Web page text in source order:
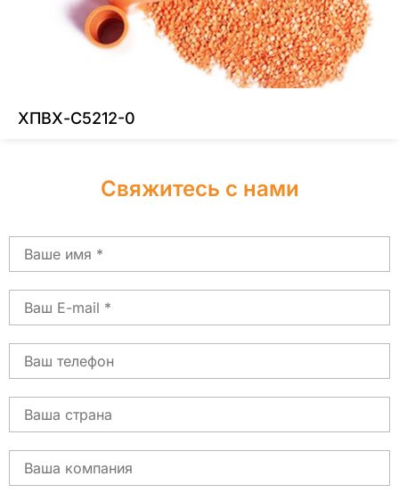
ХПВХ-C5212-0
Свяжитесь с нами
почта